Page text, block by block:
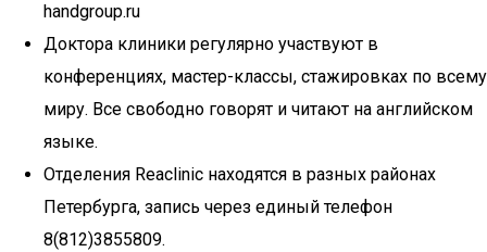
handgroup.ru
Доктора клиники регулярно участвуют в
конференциях, мастер-классы, стажировках по всему
миру. Все свободно говорят и читают на английском
языке.
Отделения Reaclinic находятся в разных районах
Петербурга, запись через единый телефон
8(812)3855809.